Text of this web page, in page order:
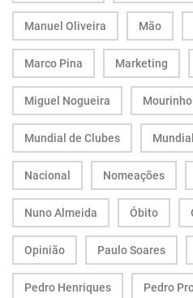
Manuel Oliveira Mão
Marco Pina Marketing
Miguel Nogueira Mourinho
Mundial de Clubes
Nacional Nomeações
Nuno Almeida Óbito
Opinião Paulo Soares
Pedro Henriques Pedro